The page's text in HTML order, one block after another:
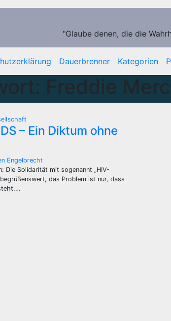
"Glaube denen, die die
Dauerbrenner Kategorien
Freddie
– Ein Diktum ohne
Engelbrecht
Die Solidarität mit sogenannt „HIV-
das Problem ist nur, dass